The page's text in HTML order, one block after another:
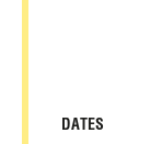
DATES